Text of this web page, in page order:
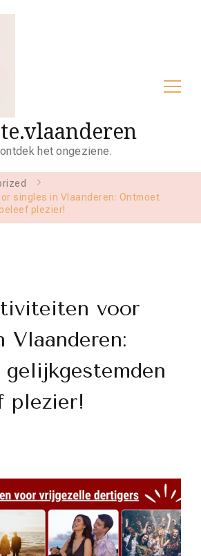
het ongeziene.
singles in Vlaanderen: Ontmoet
plezier!
voor
Vlaanderen:
plezier!